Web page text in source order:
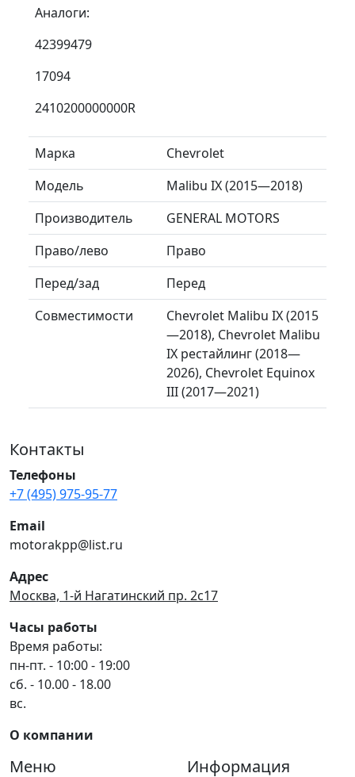
Аналоги:
42399479
17094
2410200000000R
Марка
Chevrolet
Модель
Malibu IX (2015—2018)
Производитель
GENERAL MOTORS
Право/лево
Право
Перед/зад
Перед
Совместимости
Chevrolet Malibu IX (2015
—2018), Chevrolet Malibu
IX рестайлинг (2018—
2026), Chevrolet Equinox
III (2017—2021)
Контакты
Телефоны
+7 (495) 975-95-77
Email
motorakpp@list.ru
Адрес
Москва, 1-й Нагатинский пр. 2с17
Часы работы
Время работы:
пн-пт. - 10:00 - 19:00
сб. - 10.00 - 18.00
вс.
О компании
Меню Информация